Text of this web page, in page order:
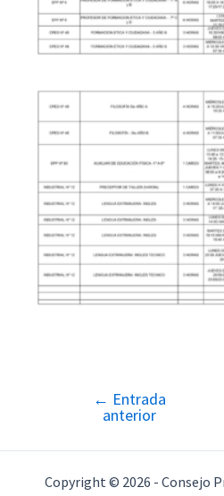
Navegación
entradas
← Entrada
anterior
Copyright © 2026 - Consejo